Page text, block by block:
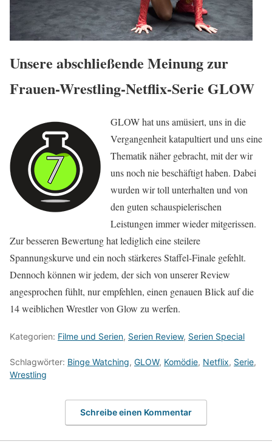
Unsere abschließende Meinung zur
Frauen-Wrestling-Netflix-Serie GLOW
GLOW hat uns amüsiert, uns in die
Vergangenheit katapultiert und uns eine
Thematik näher gebracht, mit der wir
uns noch nie beschäftigt haben. Dabei
wurden wir toll unterhalten und von
den guten schauspielerischen
Leistungen immer wieder mitgerissen.
Zur besseren Bewertung hat lediglich eine steilere
Spannungskurve und ein noch stärkeres Staffel-Finale gefehlt.
Dennoch können wir jedem, der sich von unserer Review
angesprochen fühlt, nur empfehlen, einen genauen Blick auf die
14 weiblichen Wrestler von Glow zu werfen.
Kategorien: Filme und Serien, Serien Review, Serien Special
Schlagwörter: Binge Watching, GLOW, Komödie, Netflix, Serie,
Wrestling
Schreibe einen Kommentar